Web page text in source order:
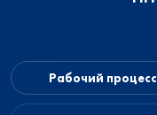
Рабочий процесс